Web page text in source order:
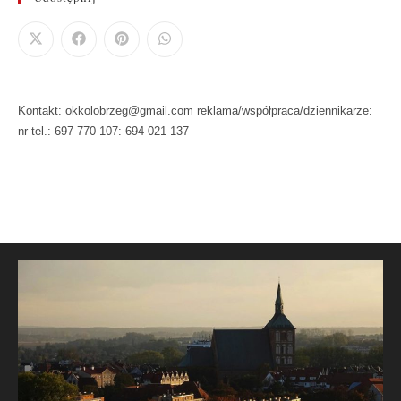
Kontakt: okkolobrzeg@gmail.com reklama/współpraca/dziennikarze:
nr tel.: 697 770 107: 694 021 137